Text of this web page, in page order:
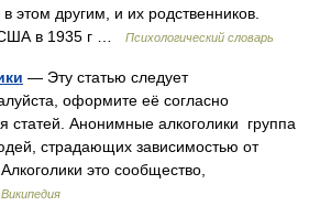
этом другим, и их родственников.
США в 1935 г …
Психологический словарь
— Эту статью следует
оформите её согласно
Анонимные алкоголики группа
страдающих зависимостью от
это сообщество,
Википедия